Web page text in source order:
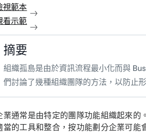
視範本
看示範
摘要
組織孤島是由於資訊流程最小化而與
們討論了幾種組織團隊的方法，以防止
業通常是由特定的團隊功能組織起來的
當的工具和整合，按功能劃分企業可能